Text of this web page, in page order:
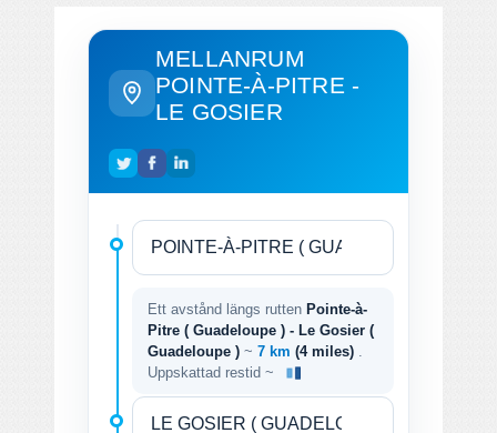
MELLANRUM
POINTE-À-PITRE -
LE GOSIER
Ett avstånd längs rutten Pointe-à-
Pitre ( Guadeloupe ) - Le Gosier (
Guadeloupe ) ~ 7 km (4 miles)
Uppskattad restid ~